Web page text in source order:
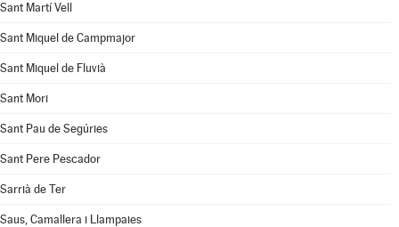
Sant Martí Vell
Sant Miquel de Campmajor
Sant Miquel de Fluvià
Sant Mori
Sant Pau de Segúries
Sant Pere Pescador
Sarrià de Ter
Saus, Camallera i Llampaies